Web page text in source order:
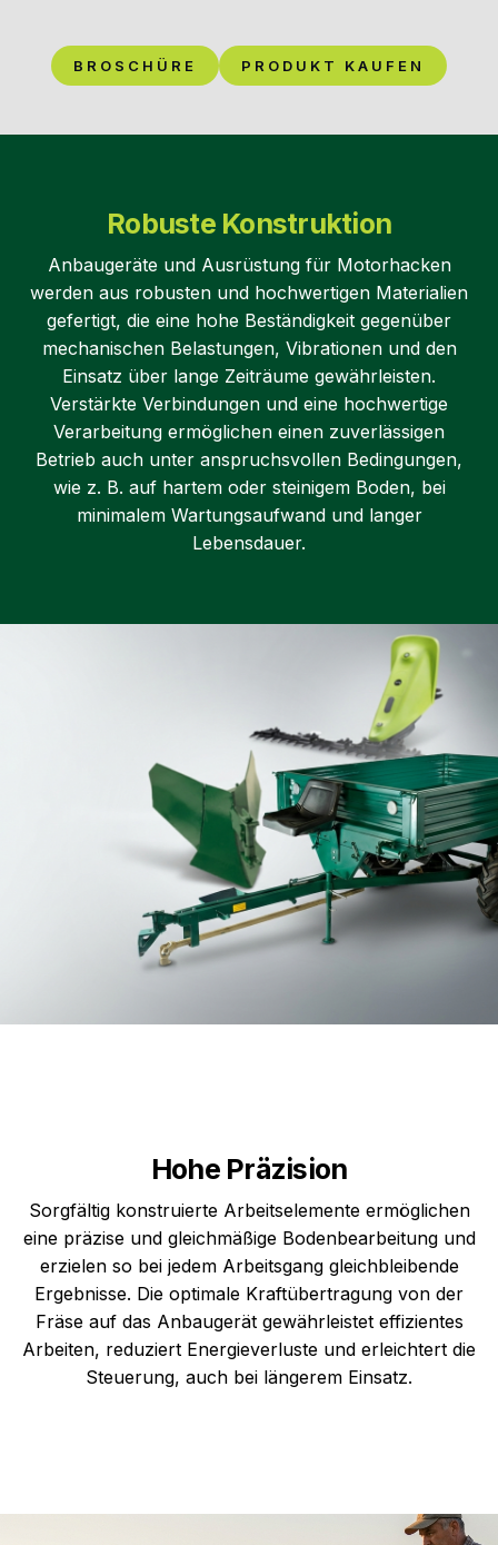
BROSCHÜRE PRODUKT KAUFEN
Robuste Konstruktion
Anbaugeräte und Ausrüstung für Motorhacken
werden aus robusten und hochwertigen Materialien
gefertigt, die eine hohe Beständigkeit gegenüber
mechanischen Belastungen, Vibrationen und den
Einsatz über lange Zeiträume gewährleisten.
Verstärkte Verbindungen und eine hochwertige
Verarbeitung ermöglichen einen zuverlässigen
Betrieb auch unter anspruchsvollen Bedingungen,
wie z. B. auf hartem oder steinigem Boden, bei
minimalem Wartungsaufwand und langer
Lebensdauer.
Hohe Präzision
Sorgfältig konstruierte Arbeitselemente ermöglichen
eine präzise und gleichmäßige Bodenbearbeitung und
erzielen so bei jedem Arbeitsgang gleichbleibende
Ergebnisse. Die optimale Kraftübertragung von der
Fräse auf das Anbaugerät gewährleistet effizientes
Arbeiten, reduziert Energieverluste und erleichtert die
Steuerung, auch bei längerem Einsatz.